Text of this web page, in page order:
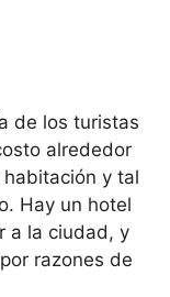
de los turistas
alrededor
y tal
Hay un hotel
a la ciudad, y
razones de